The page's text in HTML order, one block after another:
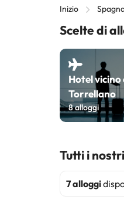
Inizio
Scelte di
Hotel
Torrellano
8alloggi
Tutti i
7 alloggi